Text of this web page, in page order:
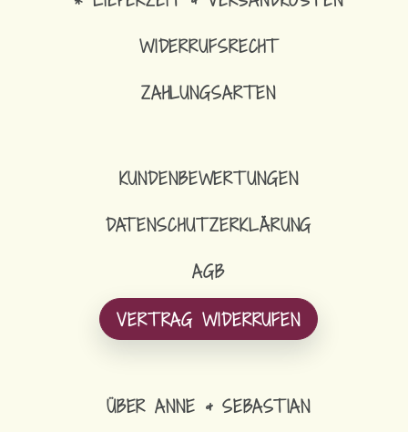
WIDERRUFSRECHT
ZAHLUNGSARTEN
KUNDENBEWERTUNGEN
DATENSCHUTZERKLÄRUNG
AGB
VERTRAG WIDERRUFEN
ÜBER ANNE & SEBASTIAN